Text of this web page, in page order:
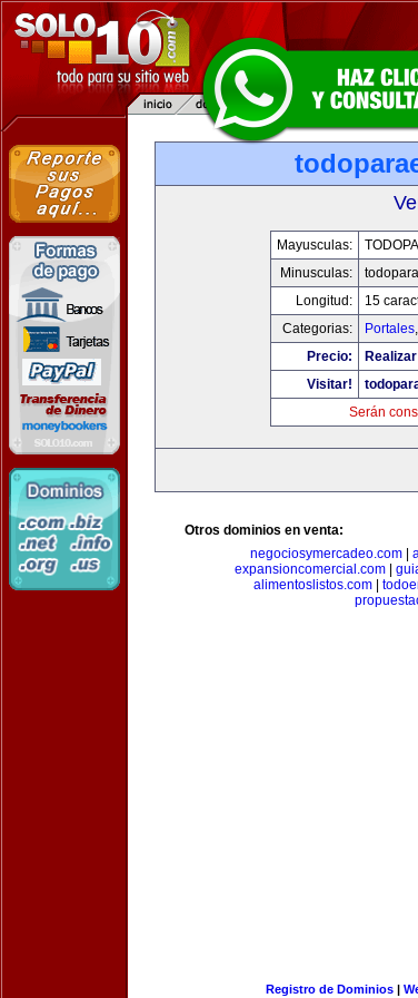
Mayusculas:
Minusculas:
Longitud:
15
Categorias:
Portales,
Precio:
Visitar!
Serán
Otros dominios en venta:
negociosymercadeo.com|
expansioncomercial.com|
alimentoslistos.com|
Registro de Dominios|